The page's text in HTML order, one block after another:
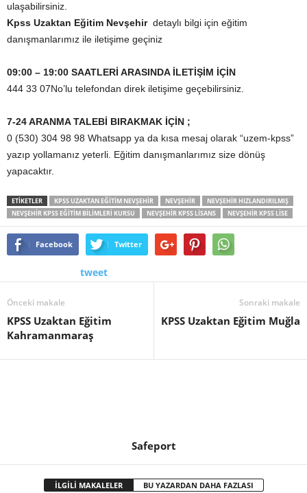
ulaşabilirsiniz.
Kpss Uzaktan Eğitim Nevşehir detaylı bilgi için eğitim
danışmanlarımız ile iletişime geçiniz
09:00 – 19:00 SAATLERİ ARASINDA İLETİŞİM İÇİN
444 33 07No’lu telefondan direk iletişime geçebilirsiniz.
7-24 ARANMA TALEBİ BIRAKMAK İÇİN ;
0 (530) 304 98 98 Whatsapp ya da kısa mesaj olarak “uzem-kpss”
yazıp yollamanız yeterli. Eğitim danışmanlarımız size dönüş
yapacaktır.
ETİKETLER KPSS UZAKTAN EĞITIM NEVŞEHIR NEVŞEHIR
NEVŞEHIR HIZLANDIRILMIŞ
NEVŞEHIR KPSS EĞITIM BILIMLERI KURSU
NEVŞEHIR KPSS LISANS NEVŞEHIR KPSS LISE
Facebook Twitter
tweet
Önceki makale
KPSS Uzaktan Eğitim
Kahramanmaraş
Sonraki makale
KPSS Uzaktan Eğitim Muğla
Safeport
İLGİLİ MAKALELER BU YAZARDAN DAHA FAZLASI